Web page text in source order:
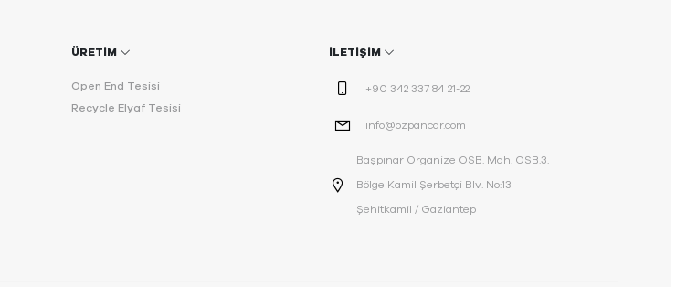
ÜRETİM
Open End Tesisi
Recycle Elyaf Tesisi
İLETİŞİM
+90 342 337 84 21-22
info@ozpancar.com
Başpınar Organize OSB. Mah. OSB.3.
Bölge Kamil Şerbetçi Blv. No:13
Şehitkamil / Gaziantep